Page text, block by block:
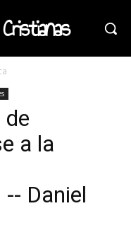
de
a la
Daniel